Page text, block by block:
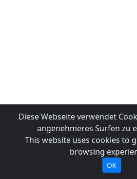
Diese Webseite verwendet
angenehmeres Surfen zu
This website uses cookies to
browsing
OK